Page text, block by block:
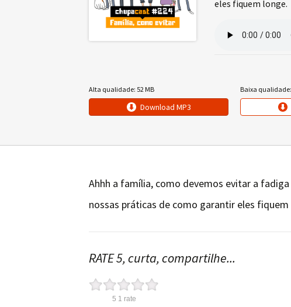
eles fiquem longe.
Alta qualidade: 52 MB
Download MP3
Baixa
Ahhh a família, como devemos evitar a
nossas práticas de como garantir eles fiquem
RATE 5, curta, compartilhe...
5 1 rate